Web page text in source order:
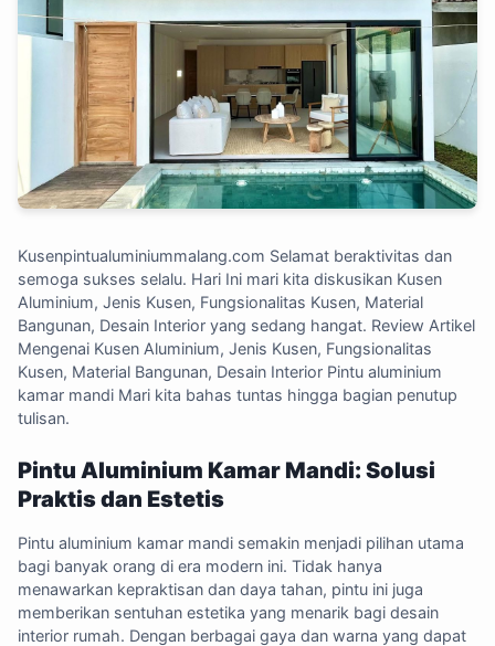
Kusenpintualuminiummalang.com Selamat beraktivitas dan
semoga sukses selalu. Hari Ini mari kita diskusikan Kusen
Aluminium, Jenis Kusen, Fungsionalitas Kusen, Material
Bangunan, Desain Interior yang sedang hangat. Review Artikel
Mengenai Kusen Aluminium, Jenis Kusen, Fungsionalitas
Kusen, Material Bangunan, Desain Interior Pintu aluminium
kamar mandi Mari kita bahas tuntas hingga bagian penutup
tulisan.
Pintu Aluminium Kamar Mandi: Solusi
Praktis dan Estetis
Pintu aluminium kamar mandi semakin menjadi pilihan utama
bagi banyak orang di era modern ini. Tidak hanya
menawarkan kepraktisan dan daya tahan, pintu ini juga
memberikan sentuhan estetika yang menarik bagi desain
interior rumah. Dengan berbagai gaya dan warna yang dapat